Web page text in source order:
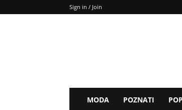
Sign in / Join
MODA POZNATI